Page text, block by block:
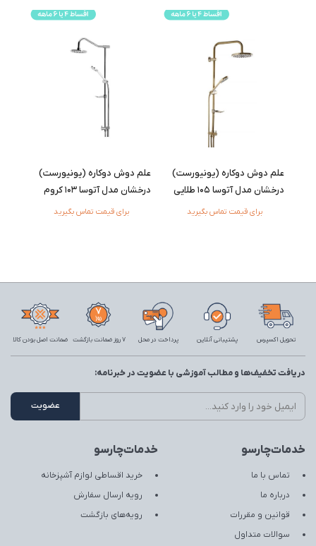
علم دوش دوکاره (یونیورست)
درخشان مدل آتوسا 105 طلایی
برای قیمت تماس بگیرید
علم دوش دوکاره (یونیورست)
درخشان مدل آتوسا 103 کروم
برای قیمت تماس بگیرید
تحویل اکسپرس پشتیبانی آنلاین پرداخت در محل 7 روز ضمانت بازگشت ضمانت اصل بودن کالا
خدمات‌چارسو
تماس با ما
درباره ما
قوانین و مقررات
سوالات متداول
خدمات‌چارسو
خرید اقساطی لوازم آشپزخانه
رویه ارسال سفارش
رویه‌های بازگشت
دریافت تخفیف‌ها و مطالب آموزشی با عضویت در خبرنامه: